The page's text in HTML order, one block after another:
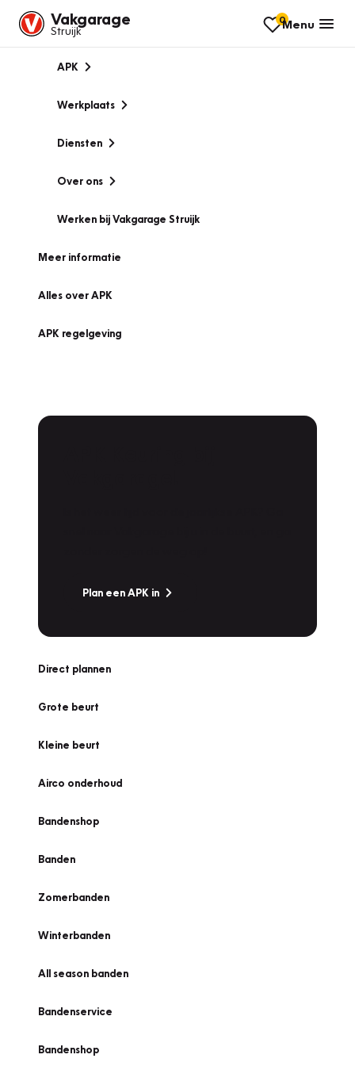
Vakgarage
Struijk
0Menu
APK
Werkplaats
Diensten
Over ons
Werken bij Vakgarage Struijk
Meer informatie
Alles over APK
APK regelgeving
Plan een APK in
Direct plannen
Grote beurt
Kleine beurt
Airco onderhoud
Bandenshop
Banden
Zomerbanden
Winterbanden
All season banden
Bandenservice
Bandenshop